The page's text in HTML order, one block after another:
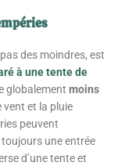
pas des moindres, est
à une tente de
globalementmoins
et la pluie
peuvent
toujours une entrée
d’une tente et